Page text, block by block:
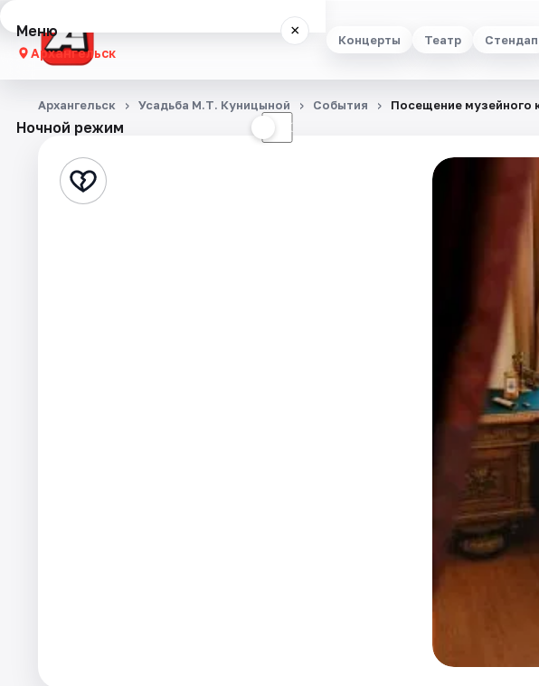
Концерты Театр Стендап
Меню ×
Архангельск
Концерты
Стендап
Ночной режим ☾
Архангельск Усадьба М.Т. Куницыной События Посещение музейного